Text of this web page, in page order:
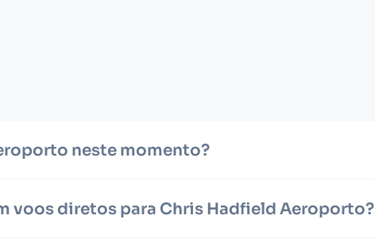
neste momento?
voos diretos para Chris Hadfield Aeroporto?